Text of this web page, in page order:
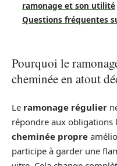
ramonage et son utilité
Questions fréquentes
Pourquoi le
cheminée en atout
Le ramonage régulier
répondre aux obligations
cheminée propre
participe à garder une